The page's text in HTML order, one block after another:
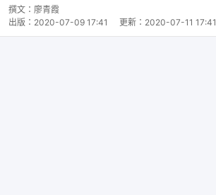
撰文： 廖青霞
出版： 2020-07-09 17:41 更新： 2020-07-11 17:41